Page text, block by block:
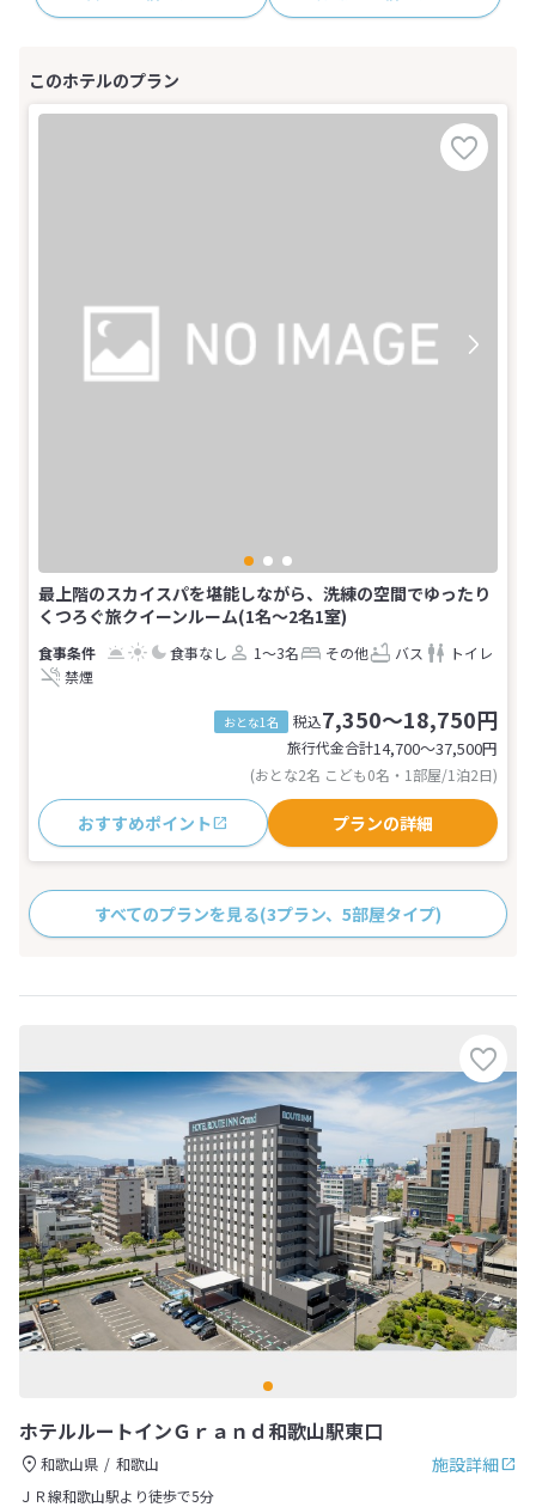
最上階のスカイスパを堪能しながら、洗練の空間でゆったり
くつろぐ旅クイーンルーム(1名～2名1室)
食事なし 1～3名 その他 バス
トイレ
禁煙
おとな1名 税込7,350～18,750円
旅行代金合計14,700〜37,500円
(おとな2名 こども0名・1部屋/1泊2日)
おすすめポイント プランの詳細
すべてのプランを見る(3プラン、5部屋タイプ)
ホテルルートインＧｒａｎｄ和歌山駅東口
施設詳細
和歌山県
和歌山
ＪＲ線和歌山駅より徒歩で5分